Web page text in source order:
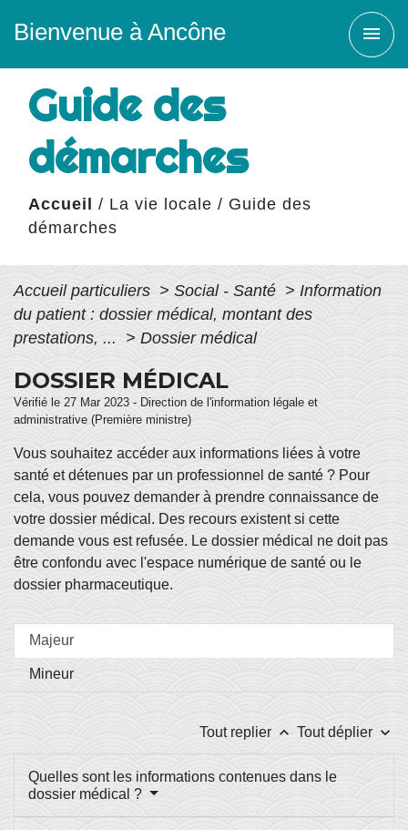
Bienvenue à Ancône menu
Guide des
démarches
Accueil / La vie locale / Guide des
démarches
Accueil particuliers > Social - Santé > Information
du patient : dossier médical, montant des
prestations, ...
> Dossier médical
DOSSIER MÉDICAL
Vérifié le 27 Mar 2023 - Direction de l'information légale et
administrative (Première ministre)
Vous souhaitez accéder aux informations liées à votre
santé et détenues par un professionnel de santé ? Pour
cela, vous pouvez demander à prendre connaissance de
votre dossier médical. Des recours existent si cette
demande vous est refusée. Le dossier médical ne doit pas
être confondu avec l'espace numérique de santé ou le
dossier pharmaceutique.
Majeur
Mineur
Tout replier keyboard_arrow_up Tout déplier keyboard_arrow_down
Quelles sont les informations contenues dans le
dossier médical ?